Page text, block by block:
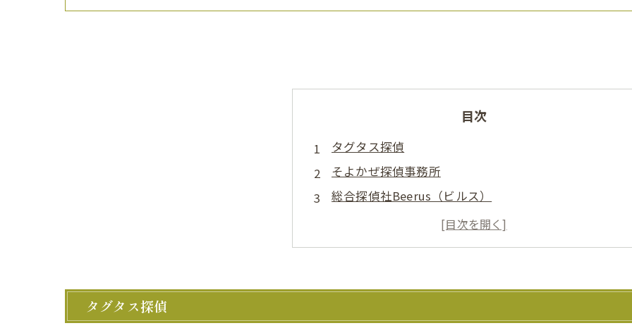
目次
タグタス探偵
そよかぜ探偵事務所
総合探偵社Beerus（ビルス）
不倫調査・浮気調査のご相談なら｜アクシス総合探偵
総合探偵社ガルエージェンシー横浜駅前
あおい総合調査 上野
東京探偵事務所
タグタス探偵